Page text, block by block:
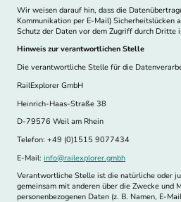
Wir weisen darauf hin, dass die
Kommunikation per E-Mail) Sicherheitslücken
Schutz der Daten vor dem Zugriff durch Dritte
Hinweis zur verantwortlichen Stelle
Die verantwortliche Stelle für die
RailExplorer GmbH
Heinrich-Haas-Straße 38
D-79576 Weil am Rhein
Telefon: +49 (0)1515 9077434
E-Mail: info@railexplorer.gmbh
Verantwortliche Stelle ist die natürliche oder
gemeinsam mit anderen über die Zwecke und
personenbezogenen Daten (z. B. Namen, E-